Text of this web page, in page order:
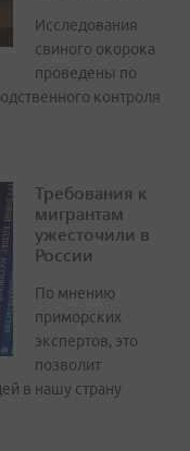
Исследования
свиного окорока
проведены по
контроля
Требования к
мигрантам
ужесточили в
России
По мнению
приморских
экспертов, это
позволит
в нашу страну